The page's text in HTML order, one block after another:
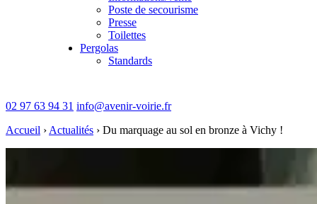
Poste de secourisme
Presse
Toilettes
Pergolas
Standards
02 97 63 94 31 info@avenir-voirie.fr
Accueil › Actualités › Du marquage au sol en bronze à Vichy !